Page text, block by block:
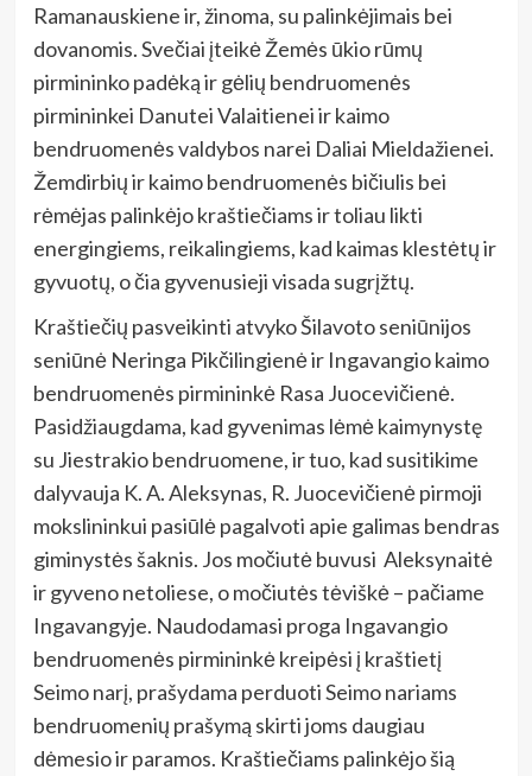
Ramanauskiene ir, žinoma, su palinkėjimais bei
dovanomis. Svečiai įteikė Žemės ūkio rūmų
pirmininko padėką ir gėlių bendruomenės
pirmininkei Danutei Valaitienei ir kaimo
bendruomenės valdybos narei Daliai Mieldažienei.
Žemdirbių ir kaimo bendruomenės bičiulis bei
rėmėjas palinkėjo kraštiečiams ir toliau likti
energingiems, reikalingiems, kad kaimas klestėtų ir
gyvuotų, o čia gyvenusieji visada sugrįžtų.
Kraštiečių pasveikinti atvyko Šilavoto seniūnijos
seniūnė Neringa Pikčilingienė ir Ingavangio kaimo
bendruomenės pirmininkė Rasa Juocevičienė.
Pasidžiaugdama, kad gyvenimas lėmė kaimynystę
su Jiestrakio bendruomene, ir tuo, kad susitikime
dalyvauja K. A. Aleksynas, R. Juocevičienė pirmoji
mokslininkui pasiūlė pagalvoti apie galimas bendras
giminystės šaknis. Jos močiutė buvusi Aleksynaitė
ir gyveno netoliese, o močiutės tėviškė – pačiame
Ingavangyje. Naudodamasi proga Ingavangio
bendruomenės pirmininkė kreipėsi į kraštietį
Seimo narį, prašydama perduoti Seimo nariams
bendruomenių prašymą skirti joms daugiau
dėmesio ir paramos. Kraštiečiams palinkėjo šią